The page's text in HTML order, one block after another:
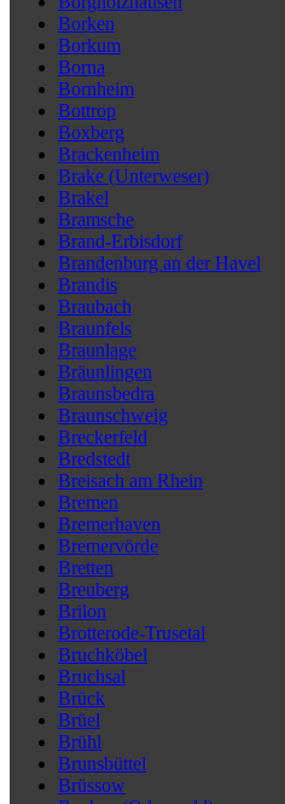
Borken
Borkum
Borna
Bornheim
Bottrop
Boxberg
Brackenheim
Brake (Unterweser)
Brakel
Bramsche
Brand-Erbisdorf
Brandenburg an der Havel
Brandis
Braubach
Braunfels
Braunlage
Bräunlingen
Braunsbedra
Braunschweig
Breckerfeld
Bredstedt
Breisach am Rhein
Bremen
Bremerhaven
Bremervörde
Bretten
Breuberg
Brilon
Brotterode-Trusetal
Bruchköbel
Bruchsal
Brück
Brüel
Brühl
Brunsbüttel
Brüssow